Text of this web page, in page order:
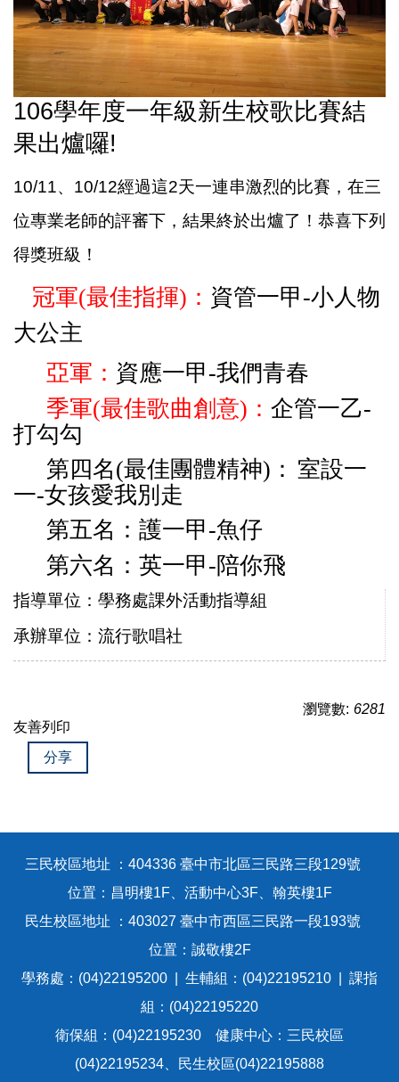
106學年度一年級新生校歌比賽結
果出爐囉!
10/11、 10/12經過這2天一連串激烈的比賽 ， 在三
位專業老師的評審下 ， 結果終於出爐了 ！ 恭喜下列
得獎班級 ！
冠軍(最佳指揮) ： 資管一甲-小人物
大公主
亞軍 ： 資應一甲-我們青春
季軍(最佳歌曲創意) ：企管一乙-
打勾勾
第四名(最佳團體精神) ： 室設一
一-女孩愛我別走
第五名：護一甲-魚仔
第六名：英一甲-陪你飛
指導單位：學務處課外活動指導組
承辦單位：流行歌唱社
瀏覽數: 6281
友善列印
分享
三民校區地址 ：404336 臺中市北區三民路三段129號
位置：昌明樓1F、活動中心3F、翰英樓1F
民生校區地址 ：403027 臺中市西區三民路一段193號
位置：誠敬樓2F
學務處：(04)22195200 | 生輔組：(04)22195210 | 課指
組：(04)22195220
衛保組：(04)22195230 健康中心：三民校區
(04)22195234、民生校區(04)22195888